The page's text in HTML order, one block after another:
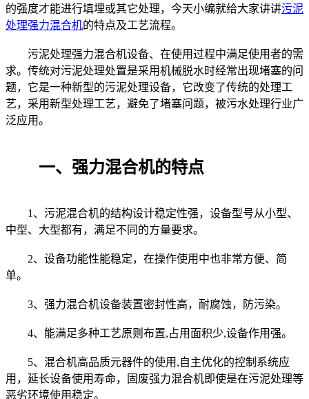
的强度才能进行填埋或其它处理，今天小编就给大家讲讲污泥
处理强力混合机的特点及工艺流程。
污泥处理强力混合机设备、在使用过程中满足使用者的需
求。传统对污泥处理处置是采用机械脱水时经常出现堵塞的问
题，它是一种新型的污泥处理设备，它改变了传统的处理工
艺，采用新型处理工艺，避免了堵塞问题，被污水处理行业广
泛应用。
一、强力混合机的特点
1、污泥混合机的结构设计稳定性强，设备型号从小型、
中型、大型都有，满足不同的方量要求。
2、设备功能性能稳定，在操作使用中也非常方便、简
单。
3、强力混合机设备装置密封性高，耐腐蚀，防污染。
4、能满足多种工艺原则布置,占用面积少,设备作用强。
5、混合机高品质元器件的使用,自主优化的控制系统应
用，延长设备使用寿命，固废强力混合机即使是在污泥处理等
恶劣环境使用稳定。